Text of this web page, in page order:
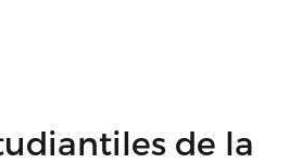
de la